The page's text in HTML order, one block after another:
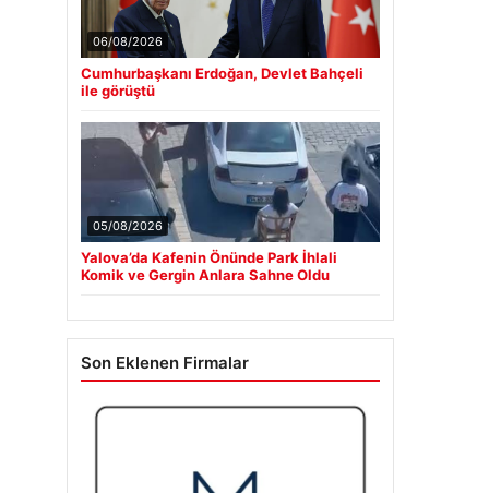
06/08/2026
Cumhurbaşkanı Erdoğan, Devlet Bahçeli
ile görüştü
05/08/2026
Yalova’da Kafenin Önünde Park İhlali
Komik ve Gergin Anlara Sahne Oldu
Son Eklenen Firmalar